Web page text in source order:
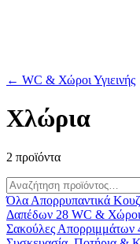
← WC & Χώροι Υγιεινής
Χλώρια
2 προϊόντα
Όλα Απορρυπαντικά
Δαπέδων 28 WC & Χώροι
Σακούλες Απορριμμάτων